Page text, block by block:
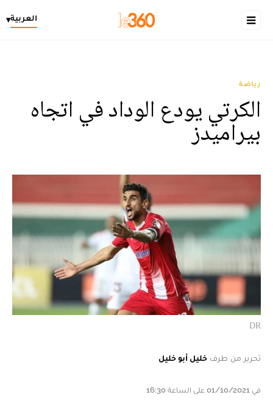
العربية▾
رياضة
الكرتي يودع الوداد في اتجاه
بيراميدز
DR
تحرير من طرف خليل أبو خليل
في 01/10/2021 على الساعة 16:30